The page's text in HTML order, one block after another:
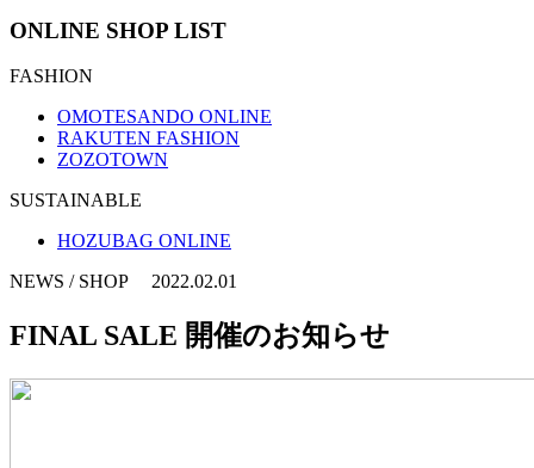
ONLINE SHOP LIST
FASHION
OMOTESANDO ONLINE
RAKUTEN FASHION
ZOZOTOWN
SUSTAINABLE
HOZUBAG ONLINE
NEWS / SHOP 2022.02.01
FINAL SALE 開催のお知らせ